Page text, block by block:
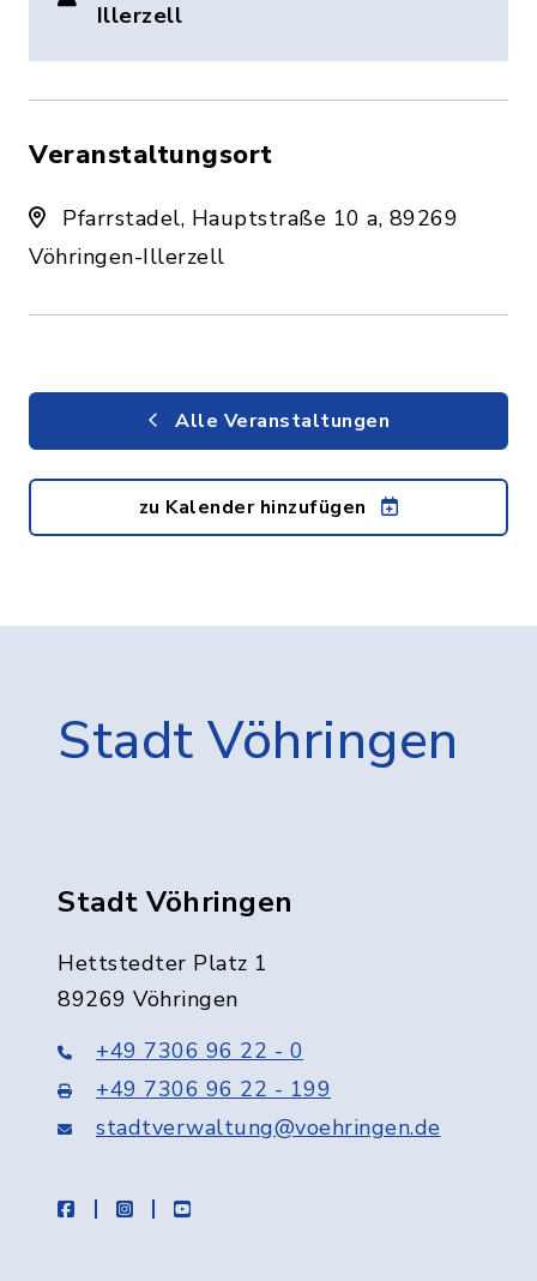
Illerzell
Veranstaltungsort
Pfarrstadel, Hauptstraße 10 a, 89269
Vöhringen-Illerzell
Alle Veranstaltungen
zu Kalender hinzufügen
Stadt Vöhringen
Stadt Vöhringen
Hettstedter Platz 1
89269 Vöhringen
+49 7306 96 22 - 0
+49 7306 96 22 - 199
stadtverwaltung@voehringen.de
facebookinstagramyoutube